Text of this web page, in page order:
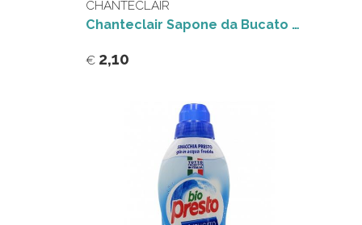
CHANTECLAIR
Chanteclair Sapone da Bucato Marsiglia Ecoricarica 1250 ml
€ 2,10